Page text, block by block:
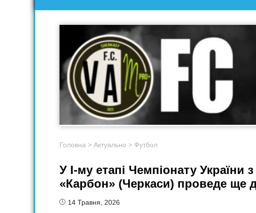
Головна > Актуально > Футбол
У I-му етапі Чемпіонату України
«Карбон» (Черкаси) проведе ще
14 Травня, 2026